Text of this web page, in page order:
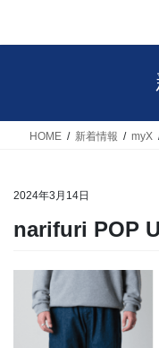
HOME 新着情報 myX
2024年3月14日
narifuri POP